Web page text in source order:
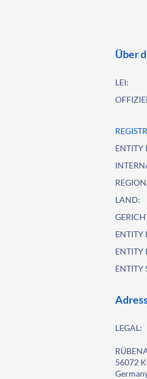
Über
LEI:
ENTITY
LAND:
ENTITY
ENTITY
ENTITY
LEGAL:
56072